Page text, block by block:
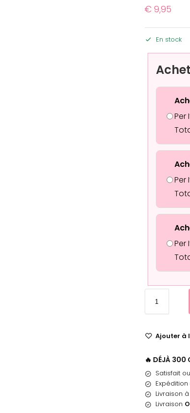
€9,95
En stock
Per
Per
Per
Ajouter à
🔥 DÉJÀ 300
Satisfait
Expédition
Livraison
Livraison